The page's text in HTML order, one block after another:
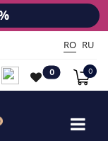
RO RU
0 0